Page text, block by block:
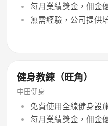
每月業績獎金，佣金
無需經驗，公司提供
健身教練（旺角）
中田健身
免費使用全線健身設
每月業績獎金，佣金